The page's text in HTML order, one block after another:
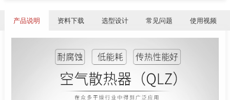
产品说明 资料下载 选型设计 常见问题 使用视频